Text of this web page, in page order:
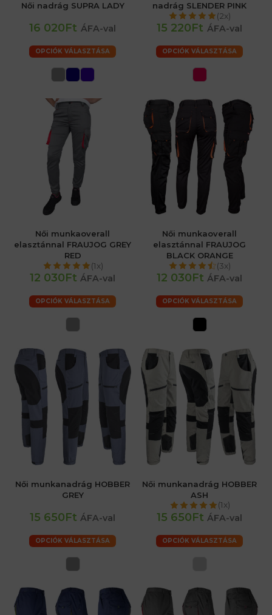
Női nadrág SUPRA LADY
16 020Ft ÁFA-val
OPCIÓK VÁLASZTÁSA
nadrág SLENDER PINK
(2x)
15 220Ft ÁFA-val
OPCIÓK VÁLASZTÁSA
Női munkaoverall
elasztánnal FRAUJOG GREY
RED
(1x)
12 030Ft ÁFA-val
OPCIÓK VÁLASZTÁSA
Női munkaoverall
elasztánnal FRAUJOG
BLACK ORANGE
(3x)
12 030Ft ÁFA-val
OPCIÓK VÁLASZTÁSA
Női munkanadrág HOBBER
GREY
15 650Ft ÁFA-val
OPCIÓK VÁLASZTÁSA
Női munkanadrág HOBBER
ASH
(1x)
15 650Ft ÁFA-val
OPCIÓK VÁLASZTÁSA